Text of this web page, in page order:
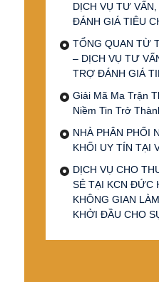
DỊCH VỤ TƯ
ĐÁNH GIÁ TIÊU
TỔNG QUAN TỪ
– DỊCH VỤ TƯ
TRỢ ĐÁNH GIÁ
Giải Mã Ma Trận
Niềm Tin Trở
NHÀ PHÂN PHỐI
KHỐI UY TÍN TẠI
DỊCH VỤ CHO
SẺ TẠI KCN ĐỨC
KHÔNG GIAN
KHỞI ĐẦU CHO